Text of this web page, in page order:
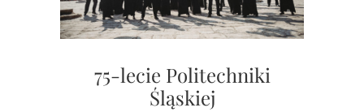
75-lecie Politechniki
Śląskiej